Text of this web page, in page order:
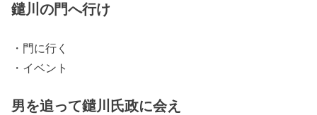
鑓川の門へ行け
・門に行く
・イベント
男を追って鑓川氏政に会え